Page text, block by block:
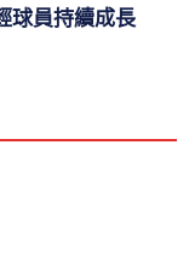
球員持續成長